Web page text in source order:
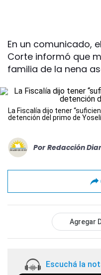
En un comunicado,
Corte informó que
familia de la nena
La Fiscalía dijo tener
detención del primo de Yoselí
Por Redacción
Agregar
Escuchá la